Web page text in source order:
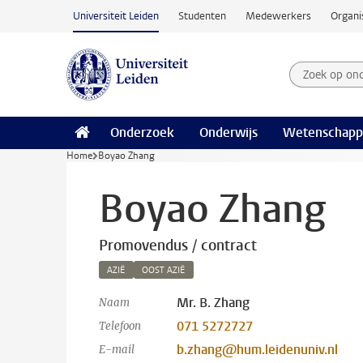
Ga naar hoofdinhoud
Universiteit Leiden Studenten Medewerkers
Zoek op
Zoekterm
Onderzoek Onderwijs
Home Boyao Zhang
Boyao Zhang
Promovendus / contract
AZIË OOST AZIË
Naam Mr. B. Zhang
Telefoon 071 5272727
E-mail b.zhang@hum.leidenuniv.nl